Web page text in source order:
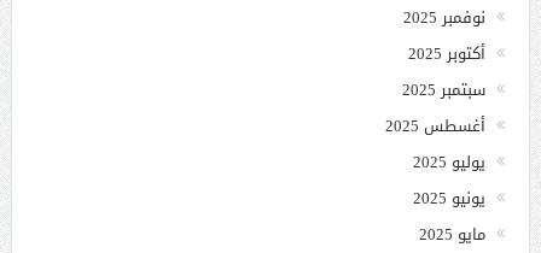
نوفمبر 2025
أكتوبر 2025
سبتمبر 2025
أغسطس 2025
يوليو 2025
يونيو 2025
مايو 2025